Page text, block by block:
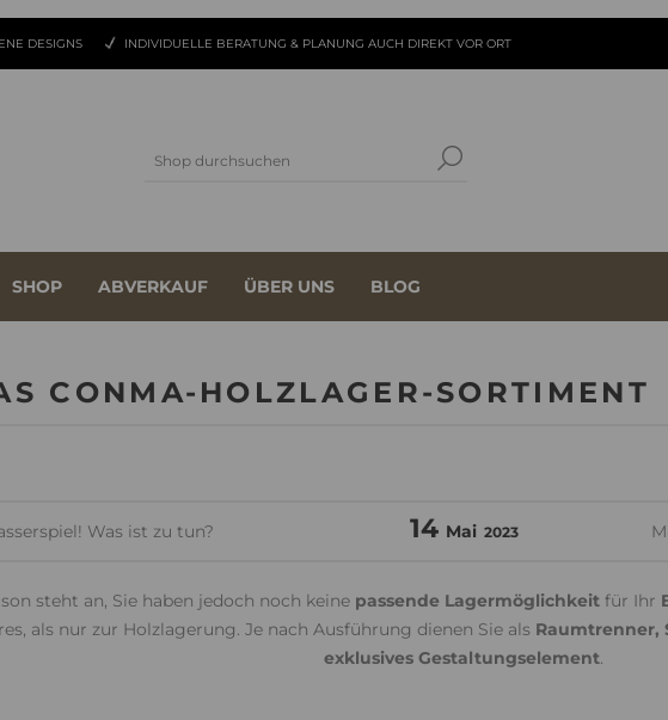
DESIGNS INDIVIDUELLE BERATUNG & PLANUNG AUCH DIREKT VOR ORT
SHOP ABVERKAUF ÜBER UNS BLOG
Was ist zu tun?
CONMA-HOLZLAGER-SORTIMENT
14 Mai 2023
steht an, Sie haben jedoch noch keine passende Lagermöglichkeitfür Ihr
als nur zur Holzlagerung. Je nach Ausführung dienen Sie als Raumtrenner,
exklusives Gestaltungselement.